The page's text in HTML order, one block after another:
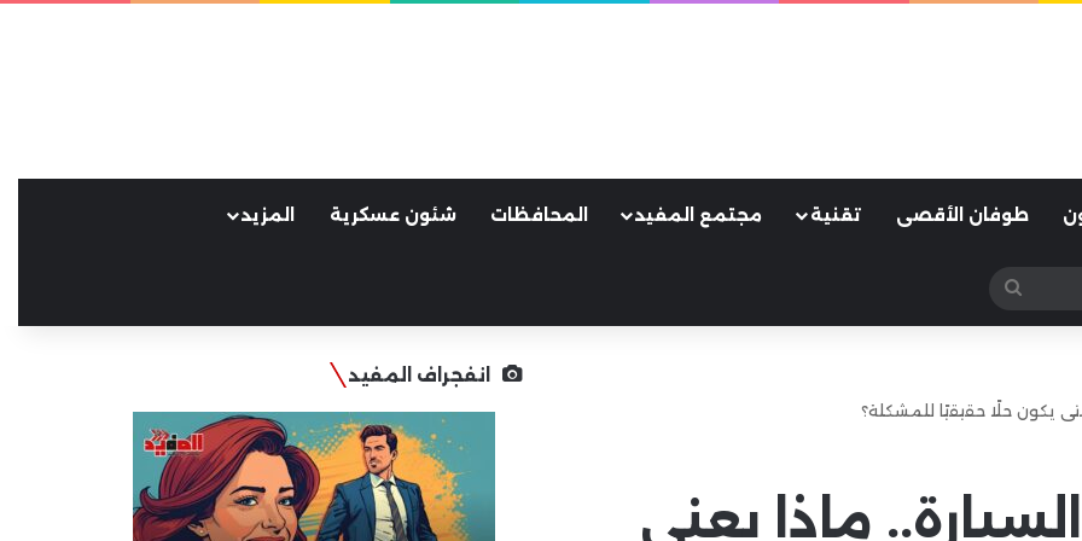
طوفان الأقصى تقنية مجتمع المفيد المحافظات شئون عسكرية المزيد
بحث
عن
يكون حلًا حقيقيًا للمشكلة؟
ماذا يعني
انفجراف المفيد